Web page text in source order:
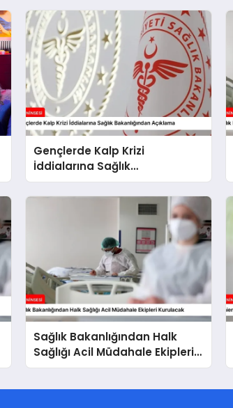
Gençlerde Kalp Krizi
İddialarına Sağlık
Bakanlığından Açıklama
Sağlık Bakanlığından Halk
Sağlığı Acil Müdahale Ekipleri
Kurulacak